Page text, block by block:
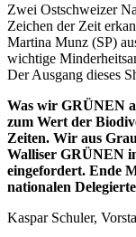
Zwei Ostschweizer
Zeichen der Zeit
Martina Munz (SP)
wichtige
Der Ausgang dieses
Was wir GRÜNEN
zum Wert der
Zeiten. Wir aus
Walliser GRÜNEN
eingefordert. Ende
nationalen
Kaspar Schuler,